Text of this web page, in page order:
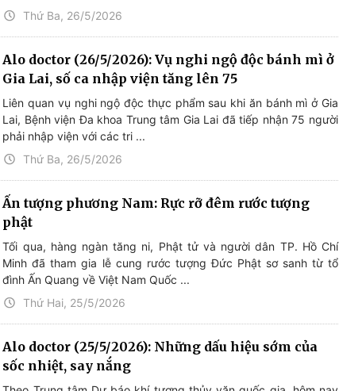
Thứ Ba, 26/5/2026
Alo doctor (26/5/2026): Vụ nghi ngộ độc bánh mì ở
Gia Lai, số ca nhập viện tăng lên 75
Liên quan vụ nghi ngộ độc thực phẩm sau khi ăn bánh mì ở Gia
Lai, Bệnh viện Đa khoa Trung tâm Gia Lai đã tiếp nhận 75 người
phải nhập viện với các tri ...
Thứ Ba, 26/5/2026
Ấn tượng phương Nam: Rực rỡ đêm rước tượng
phật
Tối qua, hàng ngàn tăng ni, Phật tử và người dân TP. Hồ Chí
Minh đã tham gia lễ cung rước tượng Đức Phật sơ sanh từ tổ
đình Ấn Quang về Việt Nam Quốc ...
Thứ Hai, 25/5/2026
Alo doctor (25/5/2026): Những dấu hiệu sớm của
sốc nhiệt, say nắng